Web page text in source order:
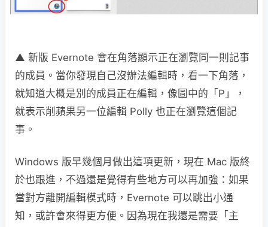
▲ 新版 Evernote 會在角落顯示正在瀏覽同一則記事
的成員。當你發現自己沒辦法編輯時，看一下角落，
就知道大概是別的成員正在編輯，像圖中的「P」，
就表示削蘋果另一位編輯 Polly 也正在瀏覽這個記
事。
Windows 版早幾個月做出這項更新，現在 Mac 版終
於也跟進，不過還是覺得有些地方可以再加強：如果
當對方離開編輯模式時，Evernote 可以跳出小通
知，或許會來得更方便。因為現在我還是需要「主